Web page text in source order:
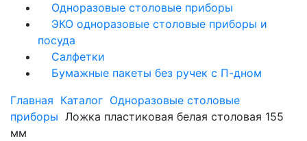
Одноразовые столовые приборы
ЭКО одноразовые столовые приборы и
посуда
Салфетки
Бумажные пакеты без ручек с П-дном
Главная Каталог Одноразовые столовые
приборы Ложка пластиковая белая столовая 155
мм